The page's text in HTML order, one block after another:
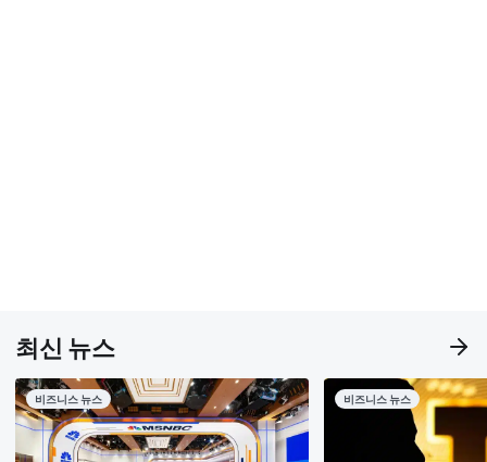
최신 뉴스
비즈니스 뉴스 비즈니스 뉴스